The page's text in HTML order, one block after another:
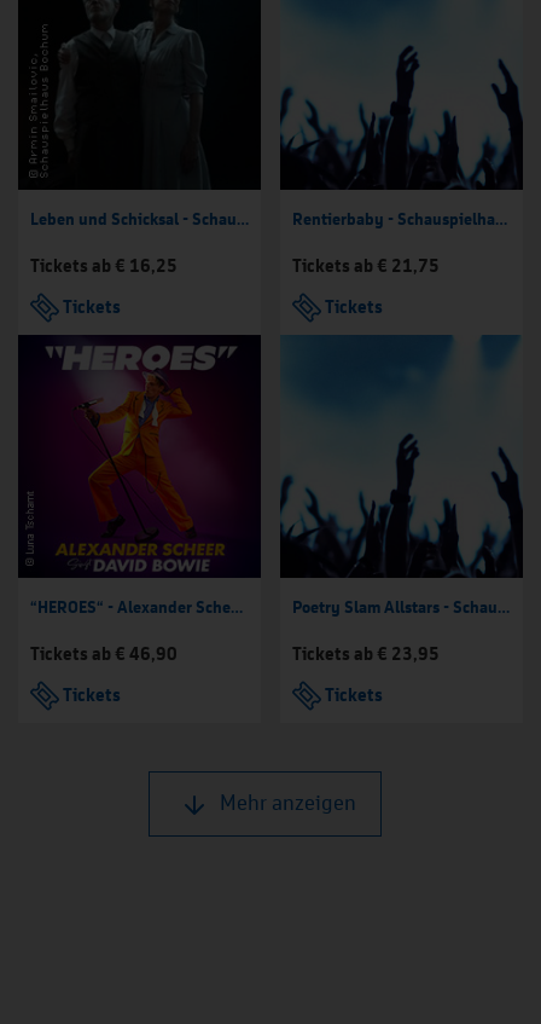
Leben und Schicksal - Schauspielhaus Bochum
Tickets ab € 16,25
Tickets
Rentierbaby - Schauspielhaus Bochum
Tickets ab € 21,75
Tickets
“HEROES“ - Alexander Scheer singt David Bowie
Tickets ab € 46,90
Tickets
Poetry Slam Allstars - Schauspielhaus Bochum
Tickets ab € 23,95
Tickets
Mehr anzeigen